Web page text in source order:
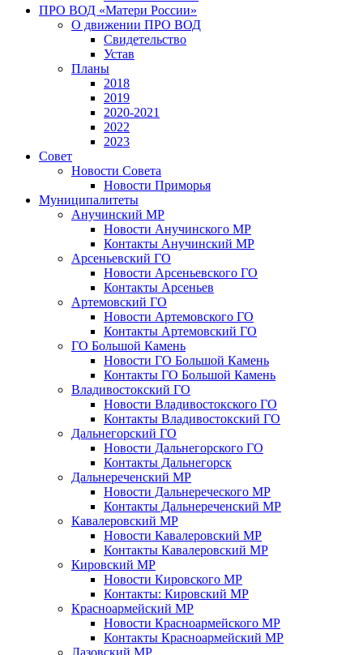
ПРО ВОД «Матери России»
О движении ПРО ВОД
Свидетельство
Устав
Планы
2018
2019
2020-2021
2022
2023
Совет
Новости Совета
Новости Приморья
Муниципалитеты
Анучинский МР
Новости Анучинского МР
Контакты Анучинский МР
Арсеньевский ГО
Новости Арсеньевского ГО
Контакты Арсеньев
Артемовский ГО
Новости Артемовского ГО
Контакты Артемовский ГО
ГО Большой Камень
Новости ГО Большой Камень
Контакты ГО Большой Камень
Владивостокский ГО
Новости Владивостокского ГО
Контакты Владивостокский ГО
Дальнегорский ГО
Новости Дальнегорского ГО
Контакты Дальнегорск
Дальнереченский МР
Новости Дальнереческого МР
Контакты Дальнереченский МР
Кавалеровский МР
Новости Кавалеровский МР
Контакты Кавалеровский МР
Кировский МР
Новости Кировского МР
Контакты: Кировский МР
Красноармейский МР
Новости Красноармейского МР
Контакты Красноармейский МР
Лазовский МР